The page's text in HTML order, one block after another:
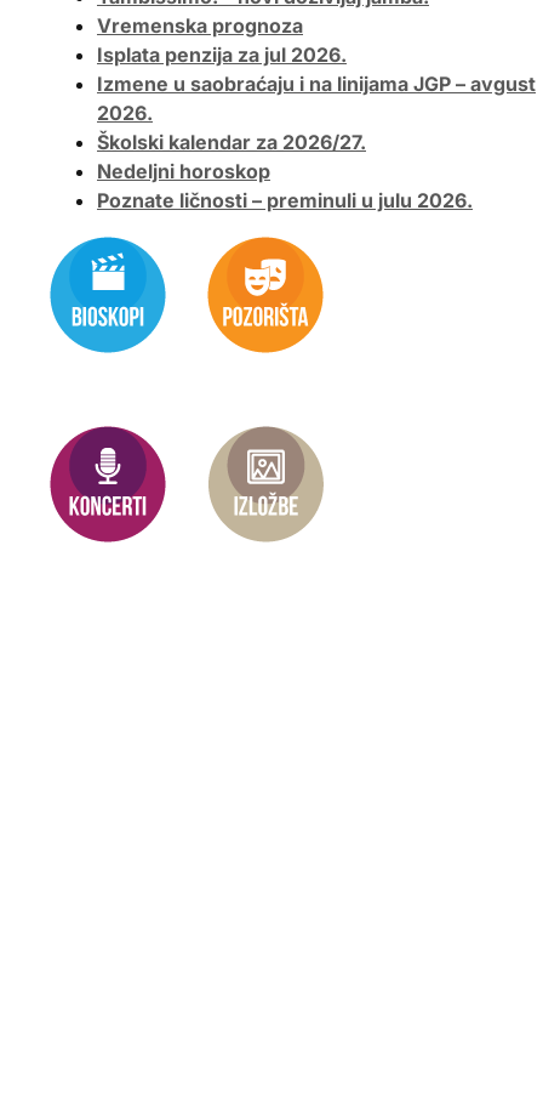
Vremenska prognoza
Isplata penzija za jul 2026.
Izmene u saobraćaju i na linijama JGP – avgust
2026.
Školski kalendar za 2026/27.
Nedeljni horoskop
Poznate ličnosti – preminuli u julu 2026.